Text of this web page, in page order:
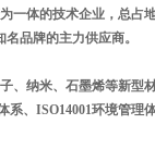
体的技术企业，总占
品牌的主力供应商。
、纳米、石墨烯等新型
、ISO14001环境管理